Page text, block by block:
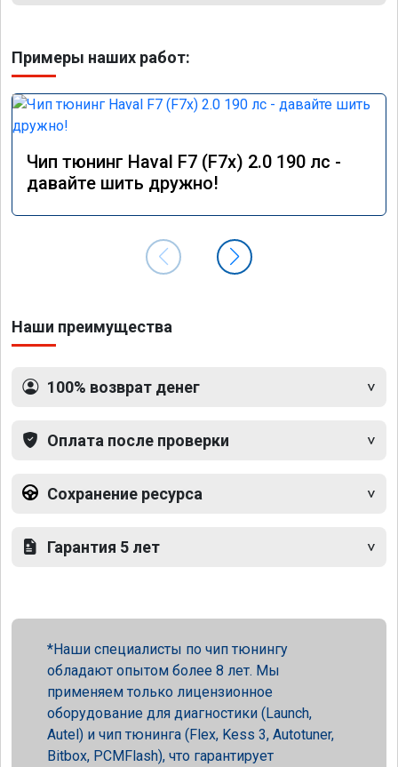
Примеры наших работ:
Чип тюнинг Haval F7 (F7x) 2.0 190 лс -
давайте шить дружно!
Наши преимущества
100% возврат денег
Оплата после проверки
Сохранение ресурса
Гарантия 5 лет
Наши специалисты по чип тюнингу
обладают опытом более 8 лет. Мы
применяем только лицензионное
оборудование для диагностики (Launch,
Autel) и чип тюнинга (Flex, Kess 3, Autotuner,
Bitbox, PCMFlash), что гарантирует